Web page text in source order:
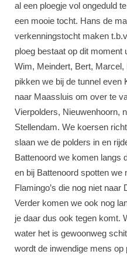
al een ploegje vol ongeduld
een mooie tocht. Hans de
verkenningstocht maken
ploeg bestaat op dit moment
Wim, Meindert, Bert,
pikken we bij de tunnel even
naar Maassluis om over te
Vierpolders, Nieuwenhoorn,
Stellendam. We koersen
slaan we de polders in en
Battenoord we komen langs
en bij Battenoord spotten we
Flamingo’s die nog niet
Verder komen we ook nog
je daar dus ook tegen komt.
water het is gewoonweg
wordt de inwendige mens